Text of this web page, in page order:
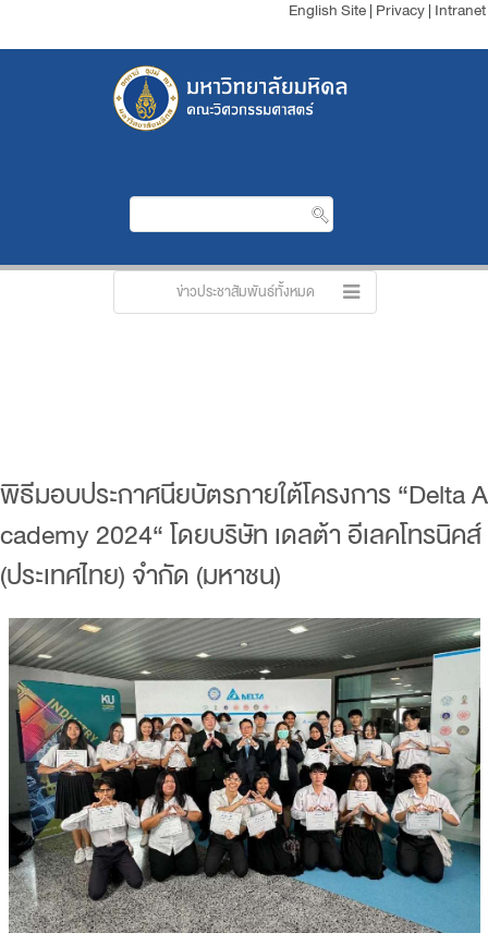
English Site| Privacy| Intranet
ข่าวประชาสัมพันธ์ทั้งหมด
พิธีมอบประกาศนียบัตรภายใต้โครงการ “Delta A
cademy 2024“ โดยบริษัท เดลต้า อีเลคโทรนิคส์
(ประเทศไทย) จำกัด (มหาชน)